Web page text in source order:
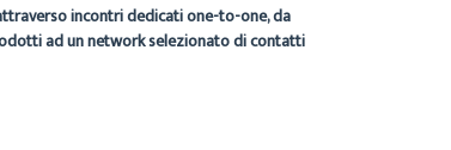
incontri dedicati one-to-one, da
ad un network selezionato di contatti